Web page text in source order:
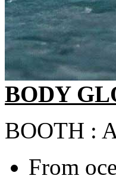
BODY
BOOTH :
From